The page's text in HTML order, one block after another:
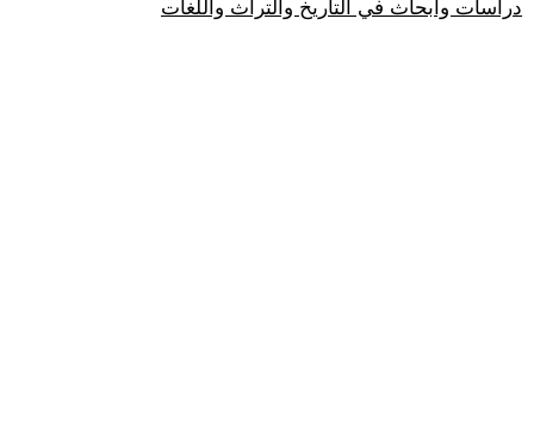
دراسات وابحاث في التاريخ والتراث واللغات